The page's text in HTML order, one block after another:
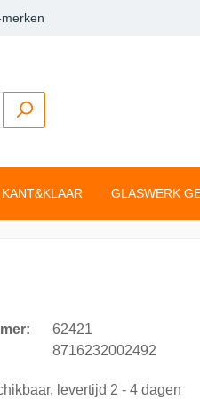
KANT&KLAAR GLASWERK
Clean Light
62421
8716232002492
levertijd 2 - 4 dagen